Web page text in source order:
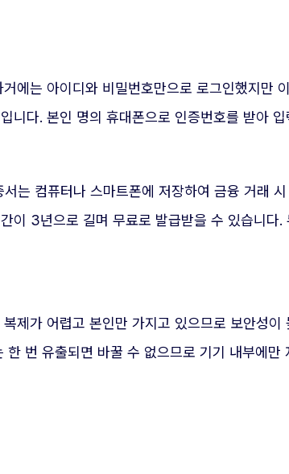
에는 아이디와 비밀번호만으로 로그인했지만
니다. 본인 명의 휴대폰으로 인증번호를 받아
는 컴퓨터나 스마트폰에 저장하여 금융 거래
이 3년으로 길며 무료로 발급받을 수 있습니
제가 어렵고 본인만 가지고 있으므로 보안성
번 유출되면 바꿀 수 없으므로 기기 내부에